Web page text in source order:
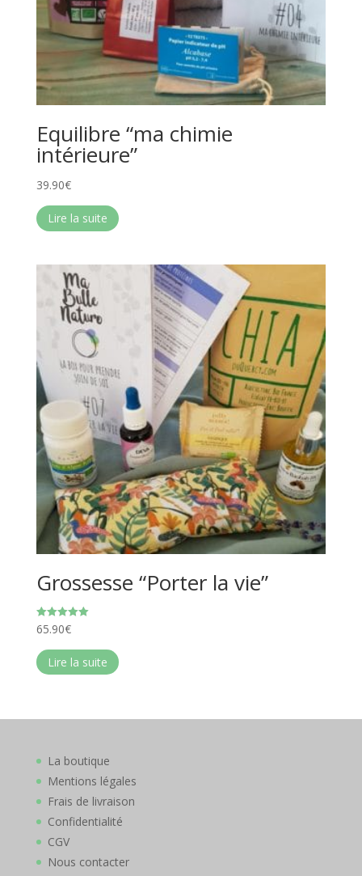
Equilibre “ma chimie
intérieure”
39.90€
Lire la suite
Grossesse “Porter la vie”
Note
5.00
65.90€
Lire la suite
La boutique
Mentions légales
Frais de livraison
Confidentialité
CGV
Nous contacter